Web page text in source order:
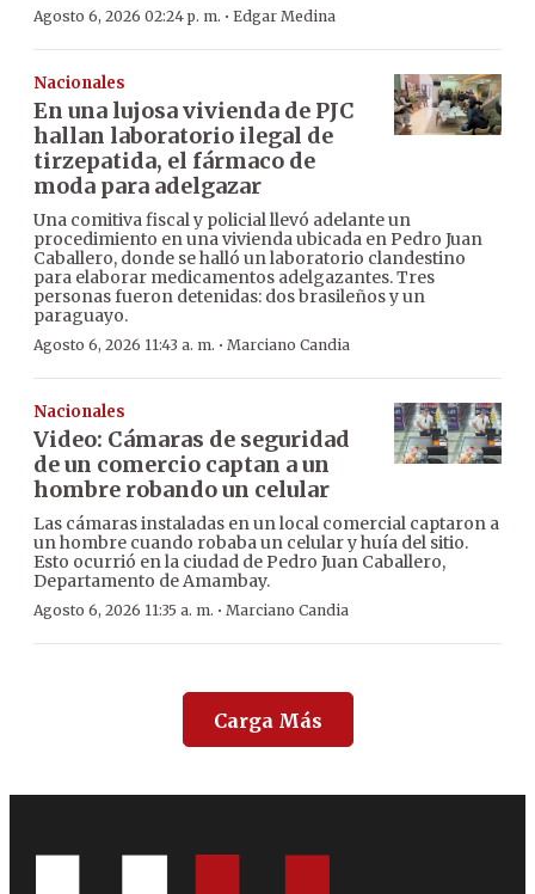
Agosto 6, 2026 02:24 p. m. · Edgar Medina
Nacionales
En una lujosa vivienda de PJC
hallan laboratorio ilegal de
tirzepatida, el fármaco de
moda para adelgazar
Una comitiva fiscal y policial llevó adelante un
procedimiento en una vivienda ubicada en Pedro Juan
Caballero, donde se halló un laboratorio clandestino
para elaborar medicamentos adelgazantes. Tres
personas fueron detenidas: dos brasileños y un
paraguayo.
Agosto 6, 2026 11:43 a. m. · Marciano Candia
Nacionales
Video: Cámaras de seguridad
de un comercio captan a un
hombre robando un celular
Las cámaras instaladas en un local comercial captaron a
un hombre cuando robaba un celular y huía del sitio.
Esto ocurrió en la ciudad de Pedro Juan Caballero,
Departamento de Amambay.
Agosto 6, 2026 11:35 a. m. · Marciano Candia
Carga Más